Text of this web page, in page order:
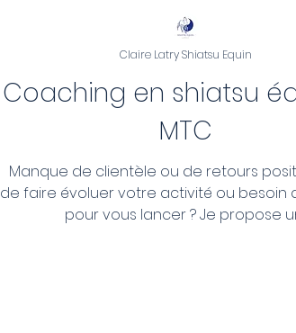
Coaching en shiatsu
MTC
Manque de clientèle ou de retours
de faire évoluer votre activité ou besoin
pour vous lancer ? Je propose
Claire Latry Shiatsu Equin